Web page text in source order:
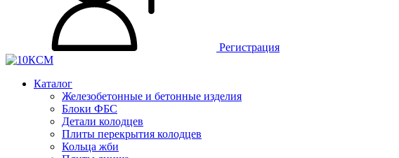
Регистрация
Каталог
Железобетонные и бетонные изделия
Блоки ФБС
Детали колодцев
Плиты перекрытия колодцев
Кольца жби